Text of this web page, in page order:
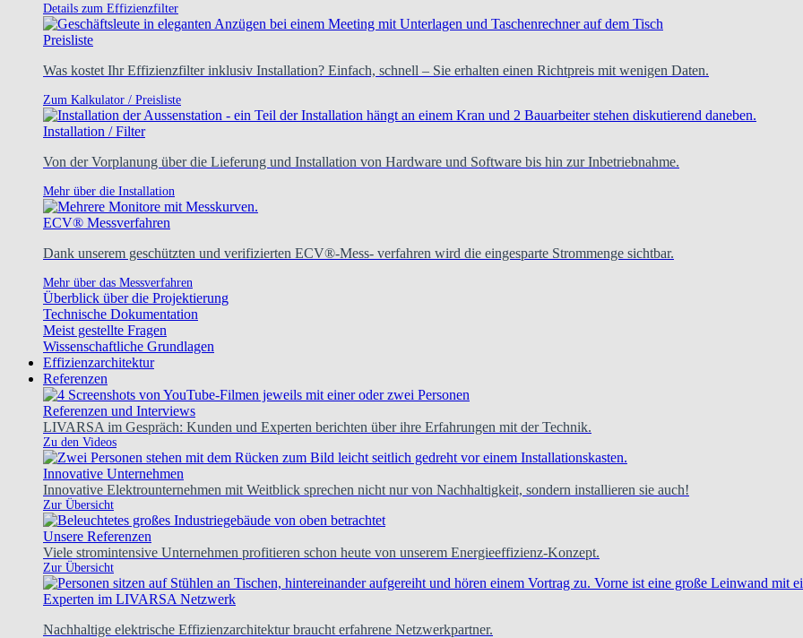
Details zum Effizienzfilter
Preisliste
Was kostet Ihr Effizienzfilter inklusiv Installation? Einfach, schnell – Sie erhalten einen Richtpreis mit wenigen Daten.
Zum Kalkulator / Preisliste
Installation / Filter
Von der Vorplanung über die Lieferung und Installation von Hardware und Software bis hin zur Inbetriebnahme.
Mehr über die Installation
ECV® Messverfahren
Dank unserem geschützten und verifizierten ECV®-Mess- verfahren wird die eingesparte Strommenge sichtbar.
Mehr über das Messverfahren
Überblick über die Projektierung
Technische Dokumentation
Meist gestellte Fragen
Wissenschaftliche Grundlagen
Effizienzarchitektur
Referenzen
Referenzen und Interviews
LIVARSA im Gespräch: Kunden und Experten berichten über ihre Erfahrungen mit der Technik.
Zu den Videos
Innovative Unternehmen
Innovative Elektrounternehmen mit Weitblick sprechen nicht nur von Nachhaltigkeit, sondern installieren sie auch!
Zur Übersicht
Unsere Referenzen
Viele stromintensive Unternehmen profitieren schon heute von unserem Energieeffizienz-Konzept.
Zur Übersicht
Experten im LIVARSA Netzwerk
Nachhaltige elektrische Effizienzarchitektur braucht erfahrene Netzwerkpartner.